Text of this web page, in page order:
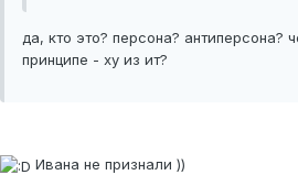
да, кто это? персона? антиперсона?
принципе - ху из ит?
Ивана не признали ))